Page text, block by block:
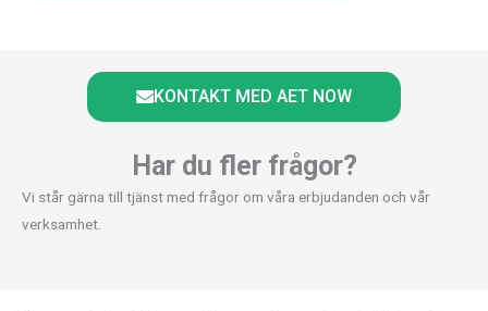
KONTAKT MED AET NOW
Har du fler frågor?
Vi står gärna till tjänst med frågor om våra erbjudanden och vår
verksamhet.